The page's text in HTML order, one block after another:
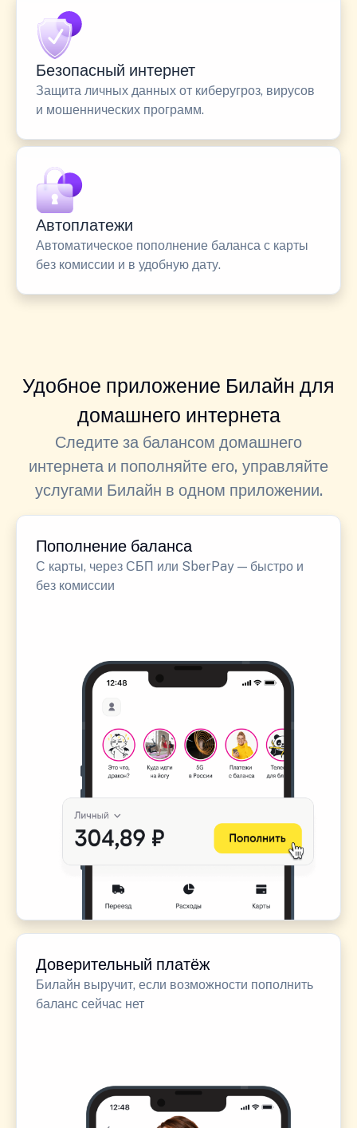
Безопасный интернет
Защита личных данных от киберугроз, вирусов
и мошеннических программ.
Автоплатежи
Автоматическое пополнение баланса с карты
без комиссии и в удобную дату.
Удобное приложение Билайн для
домашнего интернета
Следите за балансом домашнего
интернета и пополняйте его, управляйте
услугами Билайн в одном приложении.
Пополнение баланса
С карты, через СБП или SberPay — быстро и
без комиссии
Доверительный платёж
Билайн выручит, если возможности пополнить
баланс сейчас нет